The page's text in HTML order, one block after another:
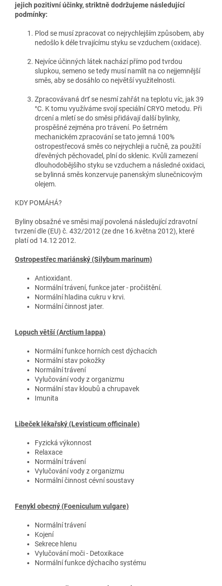
jejich pozitivní účinky, striktně dodržujeme následující
podmínky:
Plod se musí zpracovat co nejrychlejším způsobem, aby
nedošlo k déle trvajícímu styku se vzduchem (oxidace).
Nejvíce účinných látek nachází přímo pod tvrdou
slupkou, semeno se tedy musí namlít na co nejjemnější
směs, aby se dosáhlo co největší využitelnosti.
Zpracovávaná drť se nesmí zahřát na teplotu víc, jak 39
°C. K tomu využíváme svojí speciální CRYO metodu. Při
drcení a mletí se do směsi přidávají další bylinky,
prospěšné zejména pro trávení. Po šetrném
mechanickém zpracování se tato jemná 100%
ostropestřecová směs co nejrychleji a ručně, za použití
dřevěných pěchovadel, plní do sklenic. Kvůli zamezení
dlouhodobějšího styku se vzduchem a následné oxidaci,
se bylinná směs konzervuje panenským slunečnicovým
olejem.
KDY POMÁHÁ?
Byliny obsažné ve směsi mají povolená následující zdravotní
tvrzení dle (EU) č. 432/2012 (ze dne 16.května 2012), které
platí od 14.12 2012.
Ostropestřec mariánský (Silybum marinum)
Antioxidant.
Normální trávení, funkce jater - pročištění.
Normální hladina cukru v krvi.
Normální činnost jater.
Lopuch větší (Arctium lappa)
Normální funkce horních cest dýchacích
Normální stav pokožky
Normální trávení
Vylučování vody z organizmu
Normální stav kloubů a chrupavek
Imunita
Libeček lékařský (Levisticum officinale)
Fyzická výkonnost
Relaxace
Normální trávení
Vylučování vody z organizmu
Normální činnost cévní soustavy
Fenykl obecný (Foeniculum vulgare)
Normální trávení
Kojení
Sekrece hlenu
Vylučování moči - Detoxikace
Normální funkce dýchacího systému